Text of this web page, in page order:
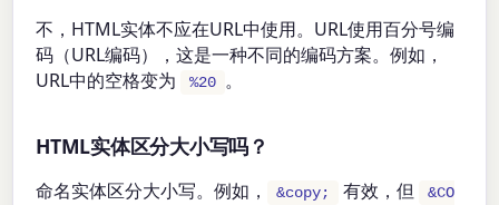
不，HTML实体不应在URL中使用。URL使用百分号编
码（URL编码），这是一种不同的编码方案。例如，
URL中的空格变为
%20 。
HTML实体区分大小写吗？
命名实体区分大小写。例如， &copy; 有效，但
&CO